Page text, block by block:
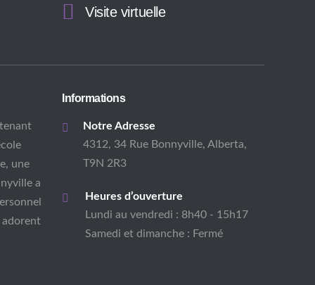
Visite virtuelle
une
a
adorent
Informations
Notre Adresse
4312, 34 Rue Bonnyville, Alberta,
T9N 2R3
Heures d’ouverture
Lundi au vendredi : 8h40 - 15h17
Samedi et dimanche : Fermé